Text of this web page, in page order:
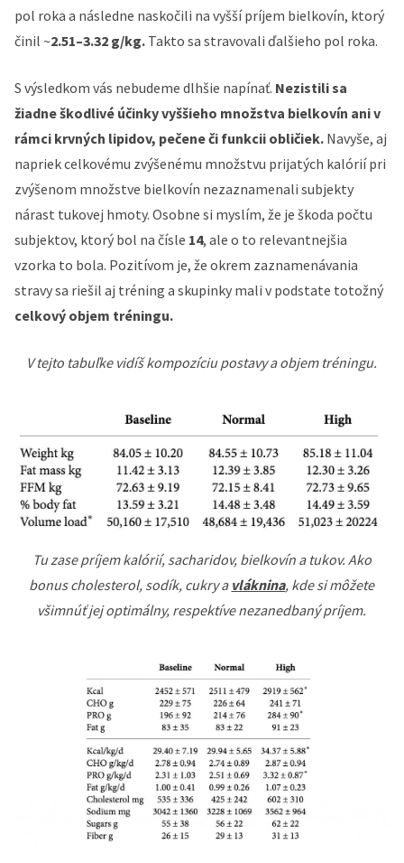
pol roka a následne naskočili na vyšší príjem bielkovín, ktorý
činil ~2.51–3.32 g/kg. Takto sa stravovali ďalšieho pol roka.
S výsledkom vás nebudeme dlhšie napínať. Nezistili sa
žiadne škodlivé účinky vyššieho množstva bielkovín ani v
rámci krvných lipidov, pečene či funkcii obličiek. Navyše, aj
napriek celkovému zvýšenému množstvu prijatých kalórií pri
zvýšenom množstve bielkovín nezaznamenali subjekty
nárast tukovej hmoty. Osobne si myslím, že je škoda počtu
subjektov, ktorý bol na čísle 14, ale o to relevantnejšia
vzorka to bola. Pozitívom je, že okrem zaznamenávania
stravy sa riešil aj tréning a skupinky mali v podstate totožný
celkový objem tréningu.
V tejto tabuľke vidíš kompozíciu postavy a objem tréningu.
Tu zase príjem kalórií, sacharidov, bielkovín a tukov. Ako
bonus cholesterol, sodík, cukry a vláknina, kde si môžete
všimnúť jej optimálny, respektíve nezanedbaný príjem.